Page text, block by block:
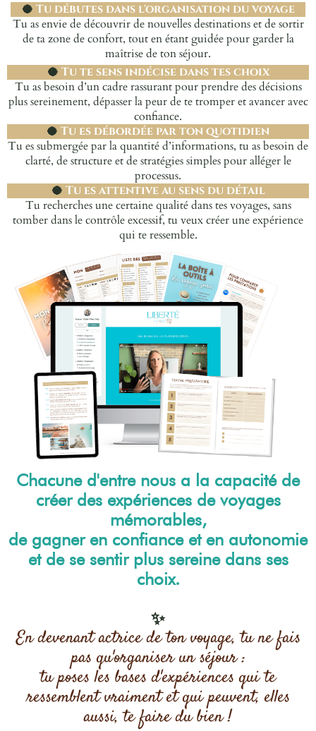
🥥 Tu débutes dans l'organisation du voyage
Tu as envie de découvrir de nouvelles destinations et de sortir
de ta zone de confort, tout en étant guidée pour garder la
maîtrise de ton séjour.
🥥 Tu te sens indécise dans tes choix
Tu as besoin d’un cadre rassurant pour prendre des décisions
plus sereinement, dépasser la peur de te tromper et avancer avec
confiance.
🥥 Tu es débordée par ton quotidien
Tu es submergée par la quantité d’informations, tu as besoin de
clarté, de structure et de stratégies simples pour alléger le
processus.
🥥 Tu es attentive au sens du détail
Tu recherches une certaine qualité dans tes voyages, sans
tomber dans le contrôle excessif, tu veux créer une expérience
qui te ressemble.
Chacune d'entre nous a la capacité de
créer des expériences de voyages
mémorables,
de gagner en confiance et en autonomie
et de se sentir plus sereine dans ses
choix.
✨
En devenant actrice de ton voyage, tu ne fais
pas qu'organiser un séjour :
tu poses les bases d'expériences qui te
ressemblent vraiment et qui peuvent, elles
aussi, te faire du bien !